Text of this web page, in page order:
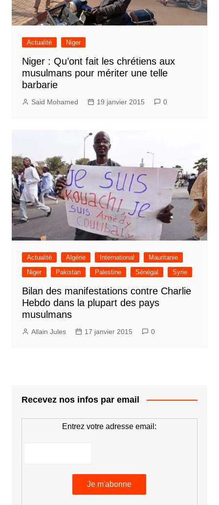
Actualité Niger
Niger : Qu’ont fait les chrétiens aux
musulmans pour mériter une telle
barbarie
Said Mohamed 19 janvier 2015 0
Actualité Algérie International
Mauritanie
Niger
Pakistan Palestine Sénégal Syrie
Bilan des manifestations contre Charlie
Hebdo dans la plupart des pays
musulmans
Allain Jules 17 janvier 2015 0
Recevez nos infos par email
Entrez votre adresse email: